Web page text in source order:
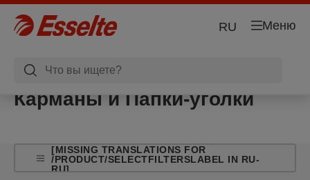
Меню
RU
Карманы и Папки-уголки
[MISSING TRANSLATIONS FOR
/PRODUCT/SELECTFILTERSLABEL IN RU-
RU]